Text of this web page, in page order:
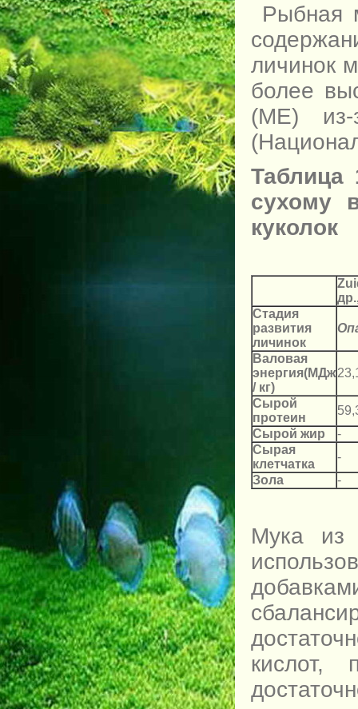
Рыбная
личинок
более
(МЕ)
Таблица
сухому
куколок
Стадия
развития
личинок
Валовая
энергия(МДж
/ кг)
Сырой
протеин
Сырой жир
-
Сырая
клетчатка
-
Зола
-
Мука из
кислот,